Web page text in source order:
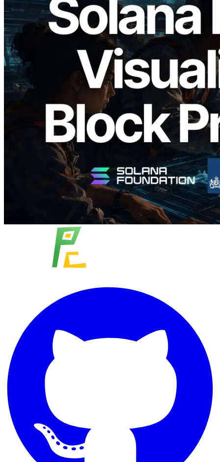
2026.05.24
Validators Solutions เปิดตัว Solana Block
Analyzer — แสดงเวลาการผลิตบล็อก
ระดับ slot และบาลิเดเตอร์ที่รับผิดชอบ